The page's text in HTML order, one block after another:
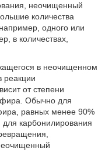
неочищенный
количества
одного или
в количествах,
в неочищенном
реакции
от степени
Обычно для
равных менее 90%
для карбонилирования